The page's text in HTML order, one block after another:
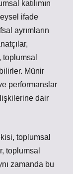
katılımın
ifade
ayrımların
toplumsal
Münir
performanslar
dair
toplumsal
toplumsal
zamanda bu